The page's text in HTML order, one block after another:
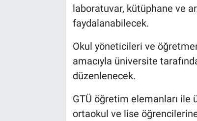
laboratuvar, kütüphane ve
faydalanabilecek.
Okul yöneticileri ve
amacıyla üniversite
düzenlenecek.
GTÜ öğretim elemanları ile
ortaokul ve lise